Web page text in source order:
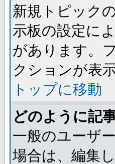
新規トピック
示板の設定に
があります。
クションが表
トップに移動
どのように記
一般のユーザ
場合は、編集